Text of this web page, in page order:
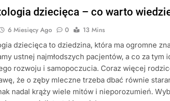
dziecięca – co warto
6 Miesięcy Ago 0
13 Mins
dziecięca to dziedzina, która ma ogromne
ustnej najmłodszych pacjentów, a co za tym
rozwoju i samopoczucia. Coraz więcej
że o zęby mleczne trzeba dbać równie
nadal krąży wiele mitów i nieporozumień.